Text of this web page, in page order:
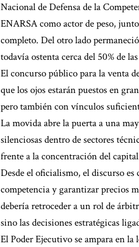
Nacional de Defensa de la
ENARSA como actor de peso,
completo. Del otro lado
todavía ostenta cerca del 50% de
El concurso público para la venta
que los ojos estarán puestos en
pero también con vínculos
La movida abre la puerta a una
silenciosas dentro de sectores
frente a la concentración del
Desde el oficialismo, el discurso
competencia y garantizar precios
debería retroceder a un rol de
sino las decisiones estratégicas
El Poder Ejecutivo se ampara en la